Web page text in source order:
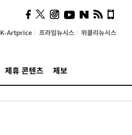
K-Artprice 프라임뉴시스 위클리뉴시스
제휴 콘텐츠 제보